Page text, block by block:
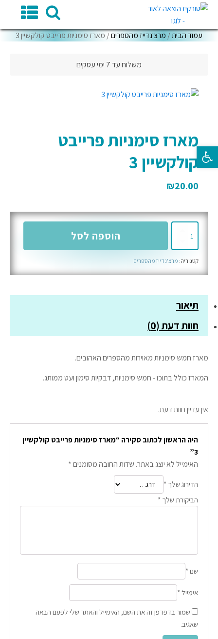
עמוד הבית/ מרצ'נדייז מהספרים/ מארז סימניות פרייבט קולקשיין 3
משלוח עד 7 ימי עסקים
מארז סימניות פרייבט
קולקשיין 3
₪20.00
סימניות
פרייבט
3
הוספה לסל
קטגוריה: מרצ'נדייז מהספרים
תיאור
חוות דעת (0)
מארז חמש סימניות מאוירות מהספרים האהובים.
המארז כולל בתוכו - חמש סימניות, דבקיות סימון ועט ממותג.
אין עדיין חוות דעת.
היה הראשון לכתוב סקירה “מארז סימניות פרייבט קולקשיין
3”
האימייל לא יוצג באתר. שדות החובה מסומנים*
הדירוג שלך *
הביקורת שלך *
שם *
אימייל *
שמור בדפדפן זה את השם, האימייל והאתר שלי לפעם הבאה
שאגיב.
פתח סרגל נגישות